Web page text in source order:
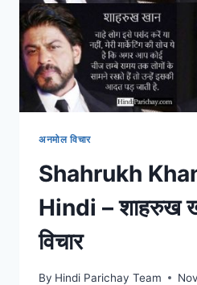
अनमोल विचार
Shahrukh
Hindi – शाहरुख
विचार
By Hindi Parichay Team